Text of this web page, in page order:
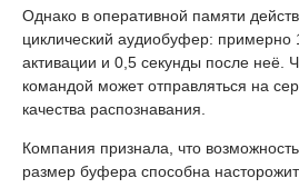
Однако в оперативной памяти
циклический аудиобуфер: примерно
активации и 0,5 секунды после неё.
командой может отправляться на
качества распознавания.
Компания признала, что
размер буфера способна